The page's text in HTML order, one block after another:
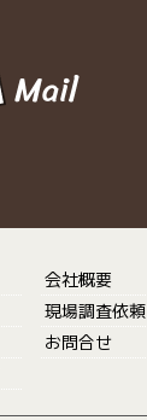
会社概要
現場調査依頼
お問合せ